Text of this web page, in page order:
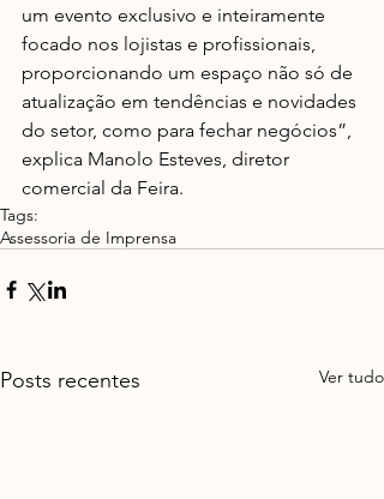
um evento exclusivo e inteiramente
focado nos lojistas e profissionais,
proporcionando um espaço não só de
atualização em tendências e novidades
do setor, como para fechar negócios”,
explica Manolo Esteves, diretor
comercial da Feira.
Tags:
Assessoria de Imprensa
Posts recentes Ver tudo